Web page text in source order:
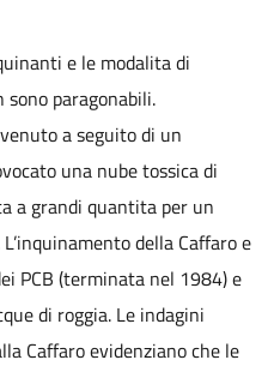
e le modalita di
paragonabili.
a seguito di un
una nube tossica di
a grandi quantita per un
della Caffaro e
PCB (terminata nel 1984) e
di roggia. Le indagini
Caffaro evidenziano che le